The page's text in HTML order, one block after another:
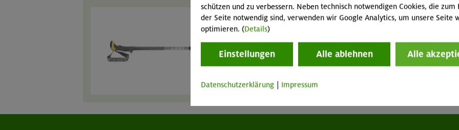
Teleskopstöcke 3-teilig
2 / 1 / 4 € pro Tag
GT MA
schützen und zu verbessern. Neben technisch notwendigen Cookies, die zum
der Seite notwendig sind, verwenden wir Google Analytics, um unsere Seite
optimieren. (Details)
Einstellungen Alle ablehnen Alle
Datenschutzerklärung | Impressum